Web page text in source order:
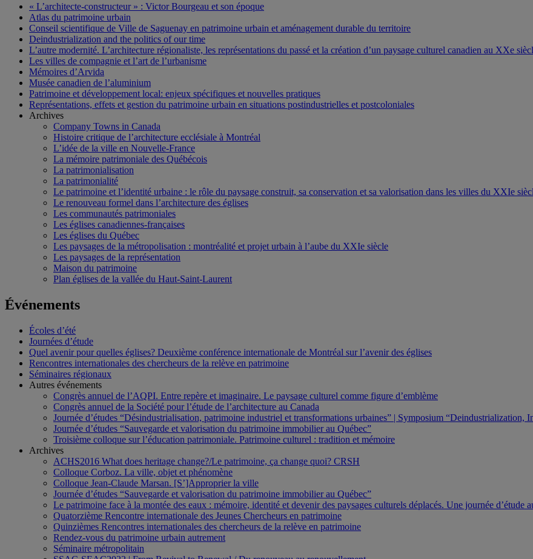
« L’architecte-constructeur » : Victor Bourgeau et son époque
Atlas du patrimoine urbain
Conseil scientifique de Ville de Saguenay en patrimoine urbain et aménagement durable du territoire
Deindustrialization and the politics of our time
L’autre modernité. L’architecture régionaliste, les représentations du passé et la création d’un paysage culturel canadien au XXe
Les villes de compagnie et l’art de l’urbanisme
Mémoires d’Arvida
Musée canadien de l’aluminium
Patrimoine et développement local: enjeux spécifiques et nouvelles pratiques
Représentations, effets et gestion du patrimoine urbain en situations postindustrielles et postcoloniales
Archives
Company Towns in Canada
Histoire critique de l’architecture ecclésiale à Montréal
L’idée de la ville en Nouvelle-France
La mémoire patrimoniale des Québécois
La patrimonialisation
La patrimonialité
Le patrimoine et l’identité urbaine : le rôle du paysage construit, sa conservation et sa valorisation dans les villes du XXIe
Le renouveau formel dans l’architecture des églises
Les communautés patrimoniales
Les églises canadiennes-françaises
Les églises du Québec
Les paysages de la métropolisation : montréalité et projet urbain à l’aube du XXIe siècle
Les paysages de la représentation
Maison du patrimoine
Plan églises de la vallée du Haut-Saint-Laurent
Événements
Écoles d’été
Journées d’étude
Quel avenir pour quelles églises? Deuxième conférence internationale de Montréal sur l’avenir des églises
Rencontres internationales des chercheurs de la relève en patrimoine
Séminaires régionaux
Autres événements
Congrès annuel de l’AQPI. Entre repère et imaginaire. Le paysage culturel comme figure d’emblème
Congrès annuel de la Société pour l’étude de l’architecture au Canada
Journée d’études “Désindustrialisation, patrimoine industriel et transformations urbaines” | Symposium “Deindustrialization,
Journée d’études “Sauvegarde et valorisation du patrimoine immobilier au Québec”
Troisième colloque sur l’éducation patrimoniale. Patrimoine culturel : tradition et mémoire
Archives
ACHS2016 What does heritage change?/Le patrimoine, ça change quoi? CRSH
Colloque Corboz. La ville, objet et phénomène
Colloque Jean-Claude Marsan. [S’]Approprier la ville
Journée d’études “Sauvegarde et valorisation du patrimoine immobilier au Québec”
Le patrimoine face à la montée des eaux : mémoire, identité et devenir des paysages culturels déplacés. Une journée d’étude
Quatorzième Rencontre internationale des Jeunes Chercheurs en patrimoine
Quinzièmes Rencontres internationales des chercheurs de la relève en patrimoine
Rendez-vous du patrimoine urbain autrement
Séminaire métropolitain